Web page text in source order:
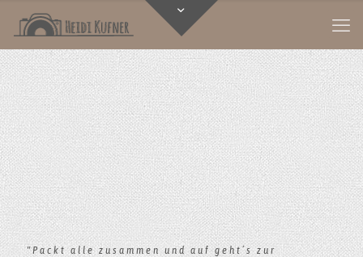
"Packt alle zusammen und auf geht´s zur